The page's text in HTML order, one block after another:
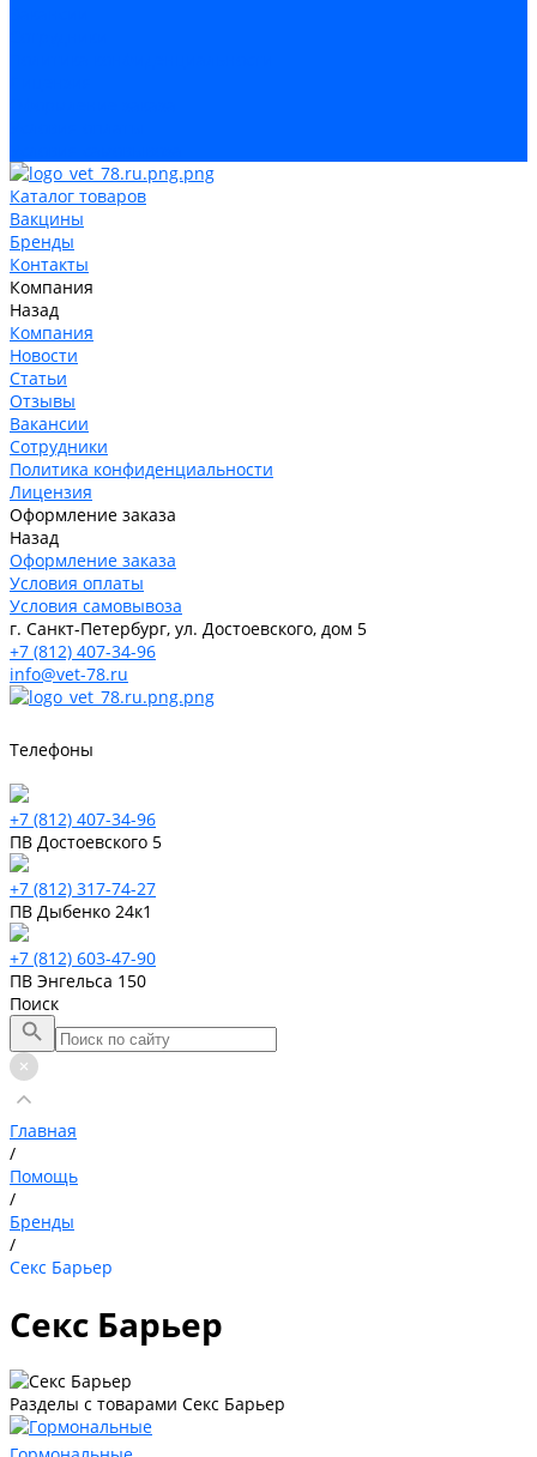
Каталог товаров
Вакцины
Бренды
Контакты
Компания
Назад
Компания
Новости
Статьи
Отзывы
Вакансии
Сотрудники
Политика конфиденциальности
Лицензия
Оформление заказа
Назад
Оформление заказа
Условия оплаты
Условия самовывоза
г. Санкт-Петербург, ул. Достоевского, дом 5
+7 (812) 407-34-96
info@vet-78.ru
Телефоны
+7 (812) 407-34-96
ПВ Достоевского 5
+7 (812) 317-74-27
ПВ Дыбенко 24к1
+7 (812) 603-47-90
ПВ Энгельса 150
Поиск
Главная
/
Помощь
/
Бренды
/
Секс Барьер
Секс Барьер
Разделы с товарами Секс Барьер